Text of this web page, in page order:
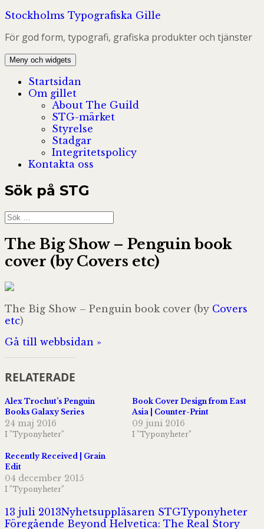
Hoppa
innehåll
Stockholms Typografiska Gille
För god form, typografi, grafiska produkter och tjänster
Meny och widgets
Startsidan
Om gillet
About The Guild
STG-märket
Styrelse
Stadgar
Integritetspolicy
Kontakta oss
Sök på STG
Sök
efter:
The Big Show – Penguin book
cover (by Covers etc)
The Big Show – Penguin book cover (by Covers
etc)
Gå till webbsidan »
RELATERADE
Alex Trochut’s Penguin
Books Galaxy Series
24 maj 2016
I ”Typonyheter”
Book Cover Design from East
Asia | Counter-Print
09 juni 2016
I ”Typonyheter”
Recently Received | Grain
Edit
04 december 2015
I ”Typonyheter”
Postat
13 juli 2013Författare
Nyhetsuppläsaren STGKategorier
Typonyheter
Föregående Föregående
Beyond Helvetica: The Real Story